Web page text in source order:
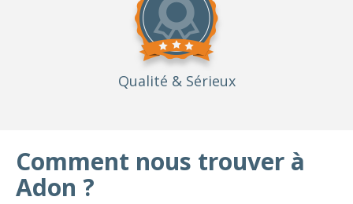
Qualité & Sérieux
Comment nous trouver à
Adon ?